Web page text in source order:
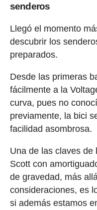
senderos
Llegó el momento
descubrir los
preparados.
Desde las primeras
fácilmente a la
curva, pues no
previamente, la bici
facilidad asombrosa.
Una de las claves de
Scott con
de gravedad, más
consideraciones, es
si además estamos